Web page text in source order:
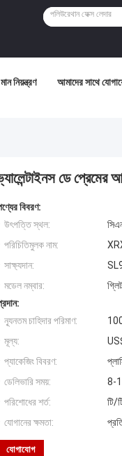
মান নিয়ন্ত্রণ আমাদের সাথে
ডে প্রেমের
বিবরণ:
উৎপত্তি স্থল:
পরিচিতিমুলক নাম:
সাক্ষ্যদান:
মডেল নম্বার:
ন্যূনতম চাহিদার পরিমাণ:
মূল্য:
প্যাকেজিং বিবরণ:
ডেলিভারি সময়:
8-
পরিশোধের শর্ত:
টি/
যোগানের ক্ষমতা:
যোগাযোগ